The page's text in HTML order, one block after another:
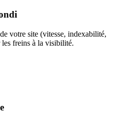
votre site (vitesse, indexabilité,
freins à la visibilité.